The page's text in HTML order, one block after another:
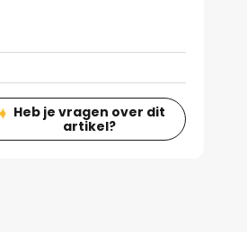
Heb je vragen over dit
artikel?